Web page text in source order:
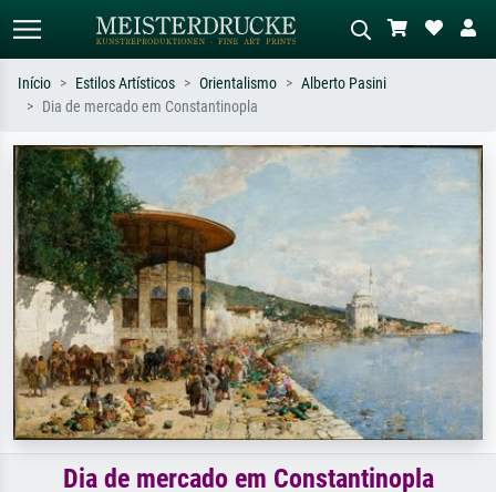
Pesquise por artista, título ou estilo –
ex: Monet, Noite Estrelada,
impressionismo, onda de Hokusai, nu.
Descreva a cena – ex: prado verde,
abstrato com muito vermelho, pintura
a óleo escura, nu em pé ao lado de
uma árvore.
Início Estilos Artísticos Orientalismo
Alberto Pasini
Dia de mercado em Constantinopla
Dia de mercado em Constantinopla